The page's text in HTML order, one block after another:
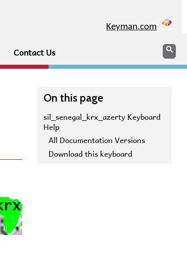
Keyman.com
Contact Us Search
On this page
sil_senegal_krx_azerty Keyboard
Help
All Documentation Versions
Download this keyboard